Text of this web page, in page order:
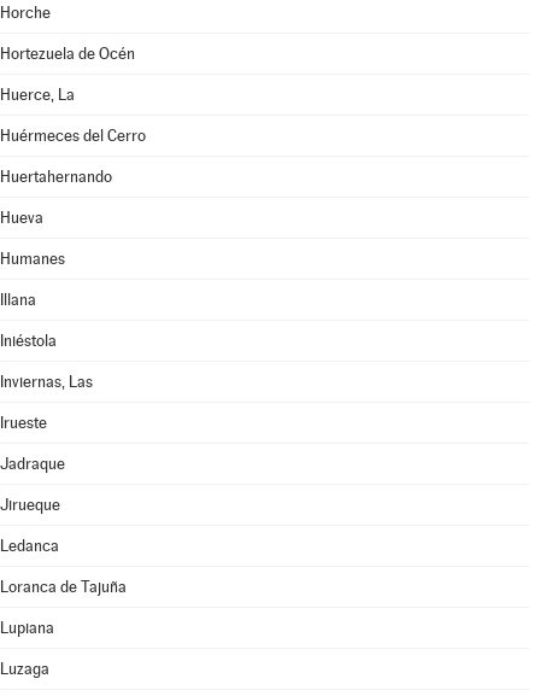
Horche
Hortezuela de Océn
Huerce, La
Huérmeces del Cerro
Huertahernando
Hueva
Humanes
Illana
Iniéstola
Inviernas, Las
Irueste
Jadraque
Jirueque
Ledanca
Loranca de Tajuña
Lupiana
Luzaga